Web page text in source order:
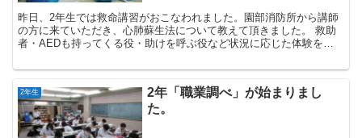
昨日、2年生では救命講習がおこなわれました。園部消防所から講師
の方に来ていただき、心肺蘇生法について教えて頂きました。 救助
者・AEDも持ってくる役・助けを呼ぶ役など状況に応じた体験をし
2年生
2年「職業調べ」が始まりまし
た。